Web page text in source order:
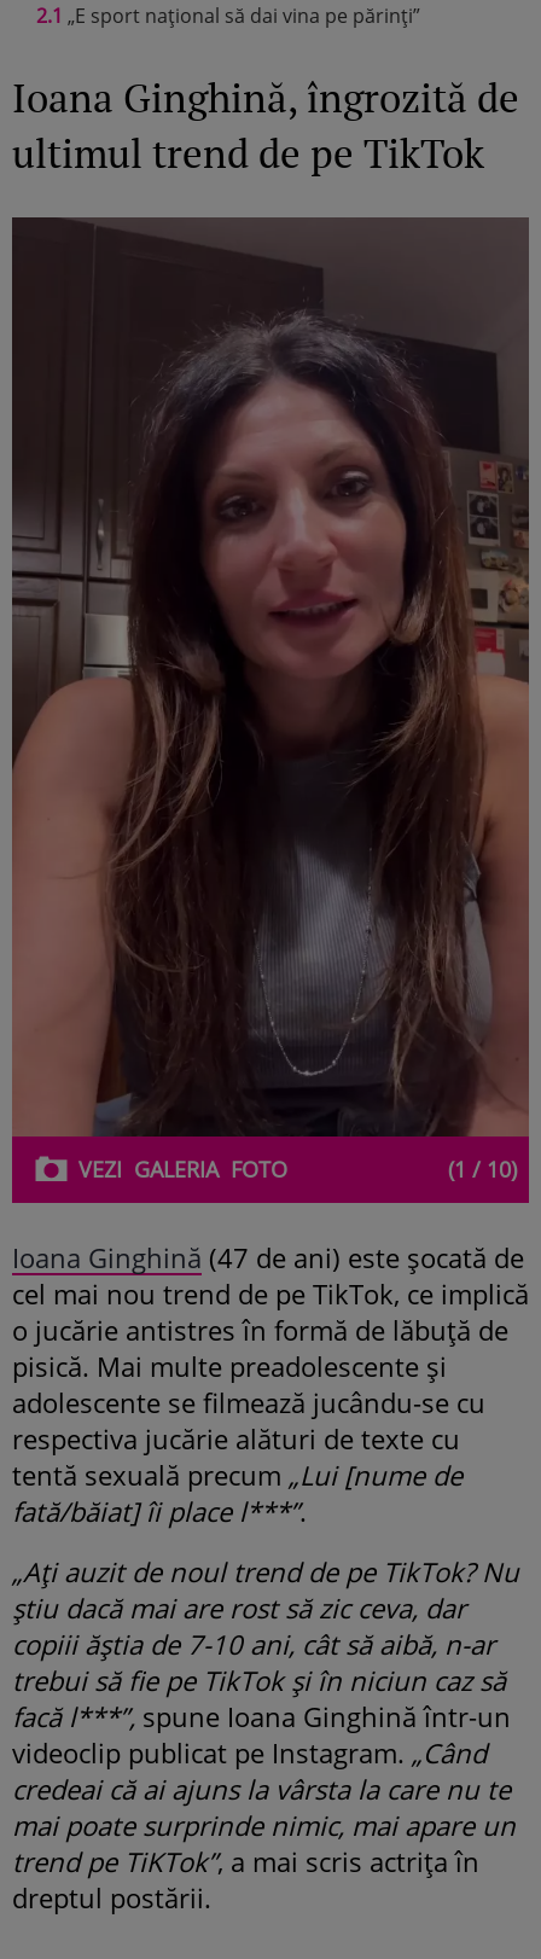
2.1 „E sport național să dai vina pe părinți”
Ioana Ginghină, îngrozită de
ultimul trend de pe TikTok
VEZI GALERIAFOTO (1 / 10)
Ioana Ginghină (47 de ani) este șocată de
cel mai nou trend de pe TikTok, ce implică
o jucărie antistres în formă de lăbuță de
pisică. Mai multe preadolescente și
adolescente se filmează jucându-se cu
respectiva jucărie alături de texte cu
tentă sexuală precum „Lui [nume de
fată/băiat] îi place l***”.
„Ați auzit de noul trend de pe TikTok? Nu
știu dacă mai are rost să zic ceva, dar
copiii ăștia de 7-10 ani, cât să aibă, n-ar
trebui să fie pe TikTok și în niciun caz să
facă l***”, spune Ioana Ginghină într-un
videoclip publicat pe Instagram. „Când
credeai că ai ajuns la vârsta la care nu te
mai poate surprinde nimic, mai apare un
trend pe TiKTok”, a mai scris actrița în
dreptul postării.